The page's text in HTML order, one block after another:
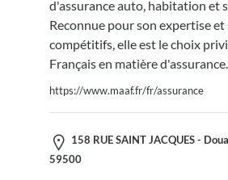
d'assurance auto, habitation et
Reconnue pour son expertise et
compétitifs, elle est le choix
Français en matière d'assurance.
https://www.maaf.fr/fr/assurance
158 RUE SAINT JACQUES -
59500